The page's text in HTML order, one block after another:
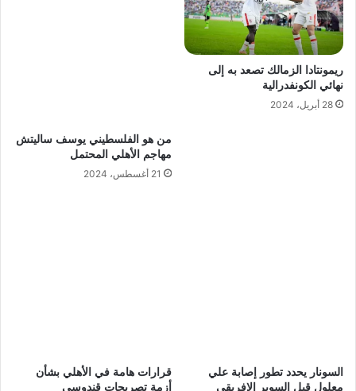
ريمونتادا الزمالك تصعد به إلى
نهائي الكونفدرالية
28 أبريل، 2024
من هو الفلسطيني يوسف ساليتش
مهاجم الأهلي المحتمل
21 أغسطس، 2024
السونار يحدد تطور إصابة علي
معلول قبل السوبر الإفريقي
قرارات هامة في الأهلي بشأن
أزمة تصريحات قندوسي